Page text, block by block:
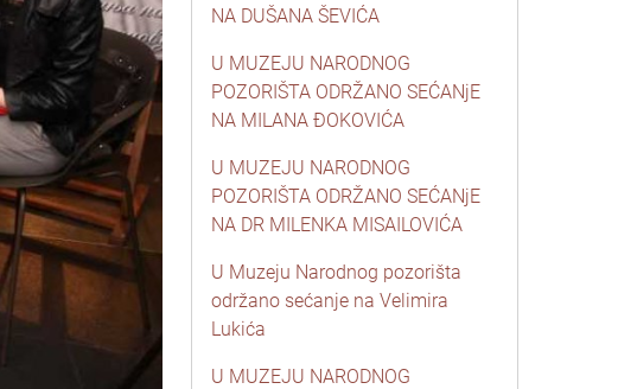
NA DUŠANA ŠEVIĆA
U MUZEJU NARODNOG
POZORIŠTA ODRŽANO SEĆANjE
NA MILANA ĐOKOVIĆA
U MUZEJU NARODNOG
POZORIŠTA ODRŽANO SEĆANjE
NA DR MILENKA MISAILOVIĆA
U Muzeju Narodnog pozorišta
održano sećanje na Velimira
Lukića
U MUZEJU NARODNOG